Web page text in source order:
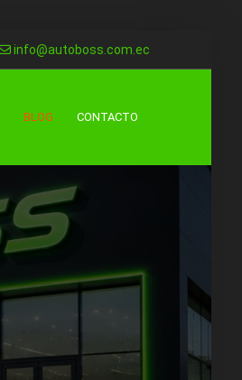
info@autoboss.com.ec
BLOG CONTACTO